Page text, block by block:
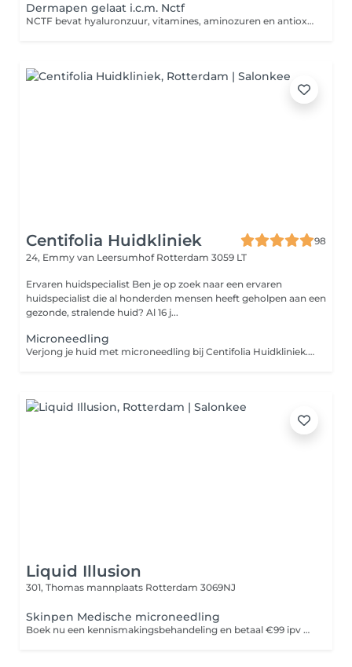
Dermapen gelaat i.c.m. Nctf
NCTF bevat hyaluronzuur, vitamines, aminozuren en antioxidanten die de huid intens hydrateren, de huidkwaliteit verbeteren en fijne lijntjes en een doffe teint helpen verminderen.
Centifolia Huidkliniek
98
24, Emmy van Leersumhof Rotterdam 3059 LT
Ervaren huidspecialist Ben je op zoek naar een ervaren
huidspecialist die al honderden mensen heeft geholpen aan een
gezonde, stralende huid? Al 16 j...
Microneedling
Verjong je huid met microneedling bij Centifolia Huidkliniek. Verminder rimpels, littekens en poriën en ervaar een egalere huid, met een minimale hersteltijd. Heb jij last van een doffe teint, fijne lijntjes, littekens of een onregelmatige huidstructuur? Dan kan microneedling een oplossing zijn. Microneedling is een effectieve huidverbeterende behandeling waarbij met een gecontroleerd apparaat op hoge snelheid met minuscule naaldjes kleine kanaaltjes in de huid worden gemaakt. Hierdoor treedt celvernieuwing op en wordt de huid gestimuleerd om collageen en elastine aan te maken. Het resultaat: een stevigere, gladdere en egalere huid. Onze microneedling behandeling begint altijd met een grondige huidanalyse door onze ervaren specialist. Zo bepalen we precies wat jouw huid nodig heeft. Tijdens de behandeling wordt de huid eerst gereinigd, oneffenheden worden verwijderd, de huid wordt gedesinfecteerd. Daarna maken we gecontroleerde microperforaties in de huid. We verdelen de huid in zones en passen de naalddiepte per gebied aan. Dit gebeurt met horizontale, verticale en diagonale bewegingen, waardoor de huid overal gelijkmatig behandeld wordt. Vaak voelt dit als een licht prikkelend of schurend gevoel, maar verdoving is meestal niet nodig. Het serum en de tussenstof wordt na het microneedling ingemasseerd om de doorbloeding nog beter te stimuleren. Als laatste ga je onder ledlamp.
Liquid Illusion
301, Thomas mannplaats Rotterdam 3069NJ
Skinpen Medische microneedling
Boek nu een kennismakingsbehandeling en betaal €99 ipv €200